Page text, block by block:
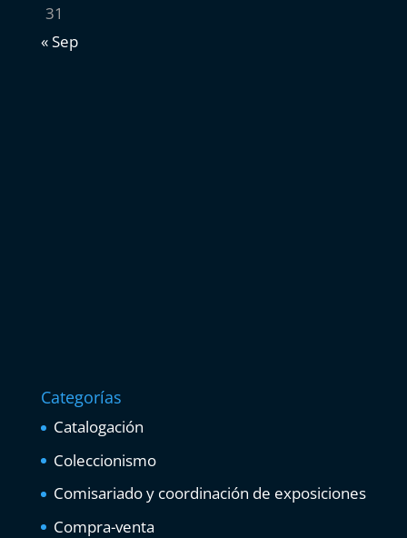
31
« Sep
Categorías
Catalogación
Coleccionismo
Comisariado y coordinación de exposiciones
Compra-venta